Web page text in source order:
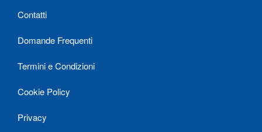
Contatti
Domande Frequenti
Termini e Condizioni
Cookie Policy
Privacy